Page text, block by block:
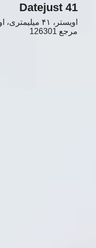
Datejust 41
اویستر، ۴۱ میلیمتری، اویستراستیل و طلای اِوررُز
مرجع 126301